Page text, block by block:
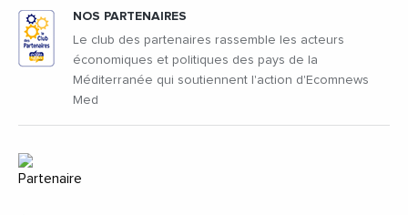
NOS PARTENAIRES
Le club des partenaires rassemble les acteurs
économiques et politiques des pays de la
Méditerranée qui soutiennent l'action d'Ecomnews
Med